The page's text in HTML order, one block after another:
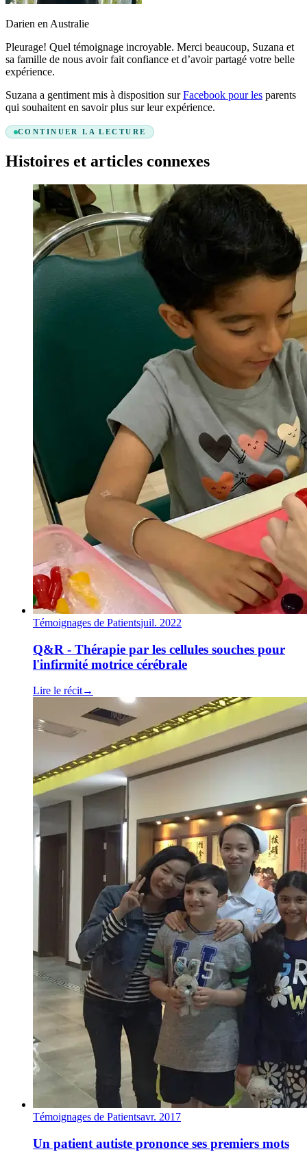
Darien en Australie
Pleurage! Quel témoignage incroyable. Merci beaucoup, Suzana et
sa famille de nous avoir fait confiance et d’avoir partagé votre belle
expérience.
Suzana a gentiment mis à disposition surFacebook pour les parents
qui souhaitent en savoir plus sur leur expérience.
CONTINUER LA LECTURE
Histoires et articles connexes
Témoignages de Patientsjuil. 2022
Q&R - Thérapie par les cellules souches pour
l'infirmité motrice cérébrale
Lire le récit→
Témoignages de Patientsavr. 2017
Un patient autiste prononce ses premiers mots